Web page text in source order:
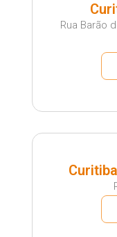
Rua Barão